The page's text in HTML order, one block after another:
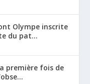
Olympe inscrite
du pat...
première fois de